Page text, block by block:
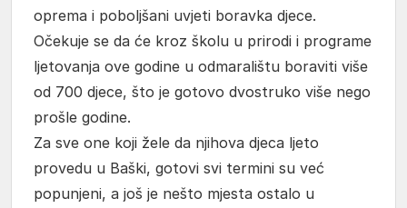
oprema i poboljšani uvjeti boravka djece.
Očekuje se da će kroz školu u prirodi i programe
ljetovanja ove godine u odmaralištu boraviti više
od 700 djece, što je gotovo dvostruko više nego
prošle godine.
Za sve one koji žele da njihova djeca ljeto
provedu u Baški, gotovi svi termini su već
popunjeni, a još je nešto mjesta ostalo u